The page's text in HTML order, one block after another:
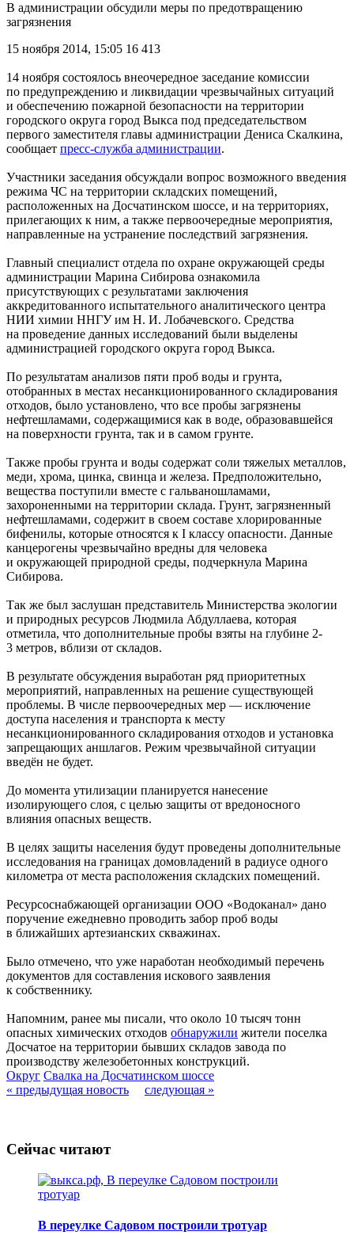
В администрации обсудили меры по предотвращению
загрязнения
15 ноября 2014, 15:05 16 413
14 ноября состоялось внеочередное заседание комиссии
по предупреждению и ликвидации чрезвычайных ситуаций
и обеспечению пожарной безопасности на территории
городского округа город Выкса под председательством
первого заместителя главы администрации Дениса Скалкина,
сообщает пресс-служба администрации.
Участники заседания обсуждали вопрос возможного введения
режима ЧС на территории складских помещений,
расположенных на Досчатинском шоссе, и на территориях,
прилегающих к ним, а также первоочередные мероприятия,
направленные на устранение последствий загрязнения.
Главный специалист отдела по охране окружающей среды
администрации Марина Сибирова ознакомила
присутствующих с результатами заключения
аккредитованного испытательного аналитического центра
НИИ химии ННГУ им Н. И. Лобачевского. Средства
на проведение данных исследований были выделены
администрацией городского округа город Выкса.
По результатам анализов пяти проб воды и грунта,
отобранных в местах несанкционированного складирования
отходов, было установлено, что все пробы загрязнены
нефтешламами, содержащимися как в воде, образовавшейся
на поверхности грунта, так и в самом грунте.
Также пробы грунта и воды содержат соли тяжелых металлов,
меди, хрома, цинка, свинца и железа. Предположительно,
вещества поступили вместе с гальваношламами,
захороненными на территории склада. Грунт, загрязненный
нефтешламами, содержит в своем составе хлорированные
бифенилы, которые относятся к I классу опасности. Данные
канцерогены чрезвычайно вредны для человека
и окружающей природной среды, подчеркнула Марина
Сибирова.
Так же был заслушан представитель Министерства экологии
и природных ресурсов Людмила Абдуллаева, которая
отметила, что дополнительные пробы взяты на глубине 2-
3 метров, вблизи от складов.
В результате обсуждения выработан ряд приоритетных
мероприятий, направленных на решение существующей
проблемы. В числе первоочередных мер — исключение
доступа населения и транспорта к месту
несанкционированного складирования отходов и установка
запрещающих аншлагов. Режим чрезвычайной ситуации
введён не будет.
До момента утилизации планируется нанесение
изолирующего слоя, с целью защиты от вредоносного
влияния опасных веществ.
В целях защиты населения будут проведены дополнительные
исследования на границах домовладений в радиусе одного
километра от места расположения складских помещений.
Ресурсоснабжающей организации ООО «Водоканал» дано
поручение ежедневно проводить забор проб воды
в ближайших артезианских скважинах.
Было отмечено, что уже наработан необходимый перечень
документов для составления искового заявления
к собственнику.
Напомним, ранее мы писали, что около 10 тысяч тонн
опасных химических отходов обнаружили жители поселка
Досчатое на территории бывших складов завода по
производству железобетонных конструкций.
Округ Свалка на Досчатинском шоссе
« предыдущая новость
следующая »
Сейчас читают
В переулке Садовом построили тротуар